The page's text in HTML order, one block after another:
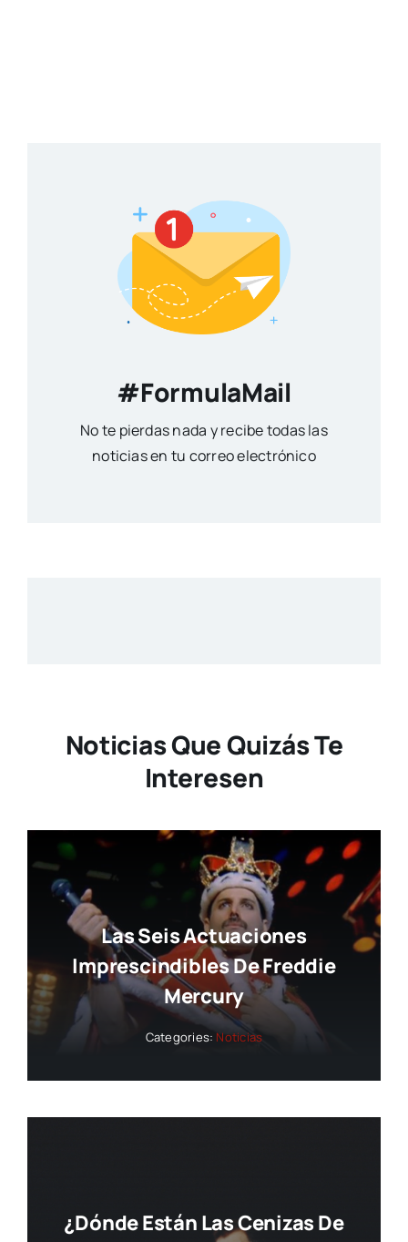
#FormulaMail
No te pierdas nada y recibe todas las
noticias en tu correo electrónico
Noticias Que Quizás Te
Interesen
Las Seis Actuaciones
Imprescindibles De Freddie
Mercury
Categories: Noticias
¿Dónde Están Las Cenizas De